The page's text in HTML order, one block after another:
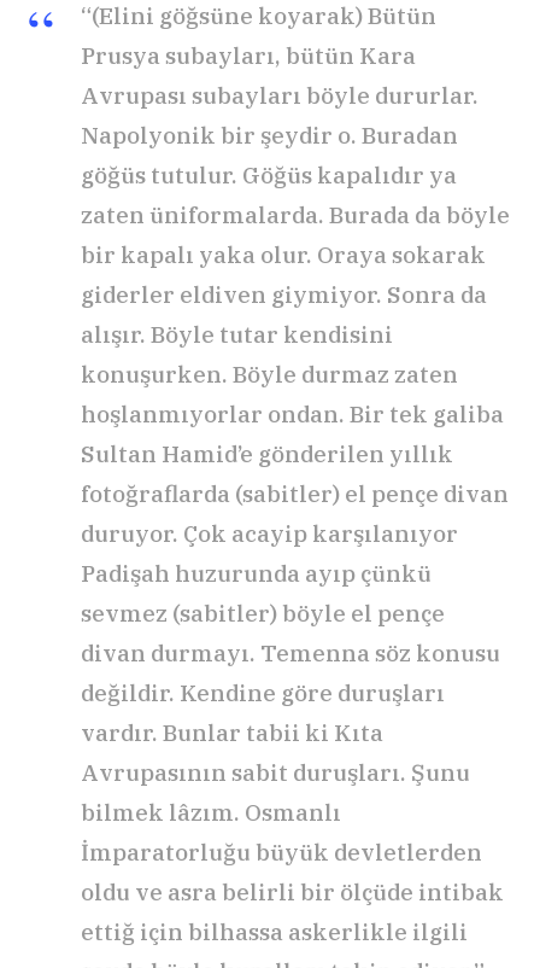
“(Elini göğsüne koyarak) Bütün
Prusya subayları, bütün Kara
Avrupası subayları böyle dururlar.
Napolyonik bir şeydir o. Buradan
göğüs tutulur. Göğüs kapalıdır ya
zaten üniformalarda. Burada da böyle
bir kapalı yaka olur. Oraya sokarak
giderler eldiven giymiyor. Sonra da
alışır. Böyle tutar kendisini
konuşurken. Böyle durmaz zaten
hoşlanmıyorlar ondan. Bir tek galiba
Sultan Hamid’e gönderilen yıllık
fotoğraflarda (sabitler) el pençe divan
duruyor. Çok acayip karşılanıyor
Padişah huzurunda ayıp çünkü
sevmez (sabitler) böyle el pençe
divan durmayı. Temenna söz konusu
değildir. Kendine göre duruşları
vardır. Bunlar tabii ki Kıta
Avrupasının sabit duruşları. Şunu
bilmek lâzım. Osmanlı
İmparatorluğu büyük devletlerden
oldu ve asra belirli bir ölçüde intibak
ettiğ için bilhassa askerlikle ilgili